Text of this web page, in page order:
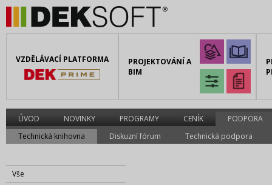
VZDĚLÁVACÍ PLATFORMA
PROJEKTOVÁNÍ A
BIM
ÚVOD NOVINKY PROGRAMY CENÍK
PODPORA
Technická knihovna
Diskuzní fórum Technická podpora
Vše